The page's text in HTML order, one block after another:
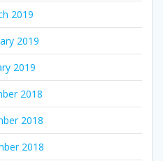
2019
2019
2019
2018
2018
2018